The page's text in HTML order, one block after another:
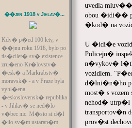
��jen 1918 v Jihlav�...
Kdy� p�ed 100 lety, v
��jnu roku 1918, bylo po
tis�cilet� sv� existence
zru�eno Kr�lovstv�
�esk� a Markrabstv�
moravsk� - a v Praze byla
vyhl�ena
�eskoslovensk� republika
- v Jihlav� se ned�lo
v�bec nic. M�sto si d�l
�ilo sv�m ustaran�m
uvedla
obou �idi��
�kod� na
U �idi�e
Policejn�
n�vykov�
vozidlem.
d�lni�n�ho
most� s
nehod� utrp�l
transportov�n
prov�st